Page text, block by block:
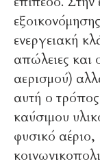
ενεργειακή
απώλειες
αερισμού)
αυτή ο
καύσιμου
φυσικό